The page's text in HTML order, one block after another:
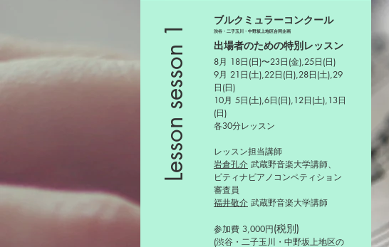
Lesson sesson 1
ブルクミュラーコンクール
渋谷・二子玉川・中野坂上地区合同企画
出場者のための特別レッスン
8月 18日(日)〜23日(金),25日(日)
9月 21日(土),22日(日),28日(土),29
日(日)
10月 5日(土),6日(日),12日(土),13日
(日)
​各30分レッスン
レッスン担当講師
岩倉孔介 武蔵野音楽大学講師、
ピティナピアノコンペティション
審査員
福井敬介 武蔵野音楽大学講師
参加費 3,000円(税別)
(渋谷・二子玉川・中野坂上地区の